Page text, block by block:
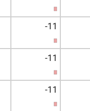
-11
-11
-11